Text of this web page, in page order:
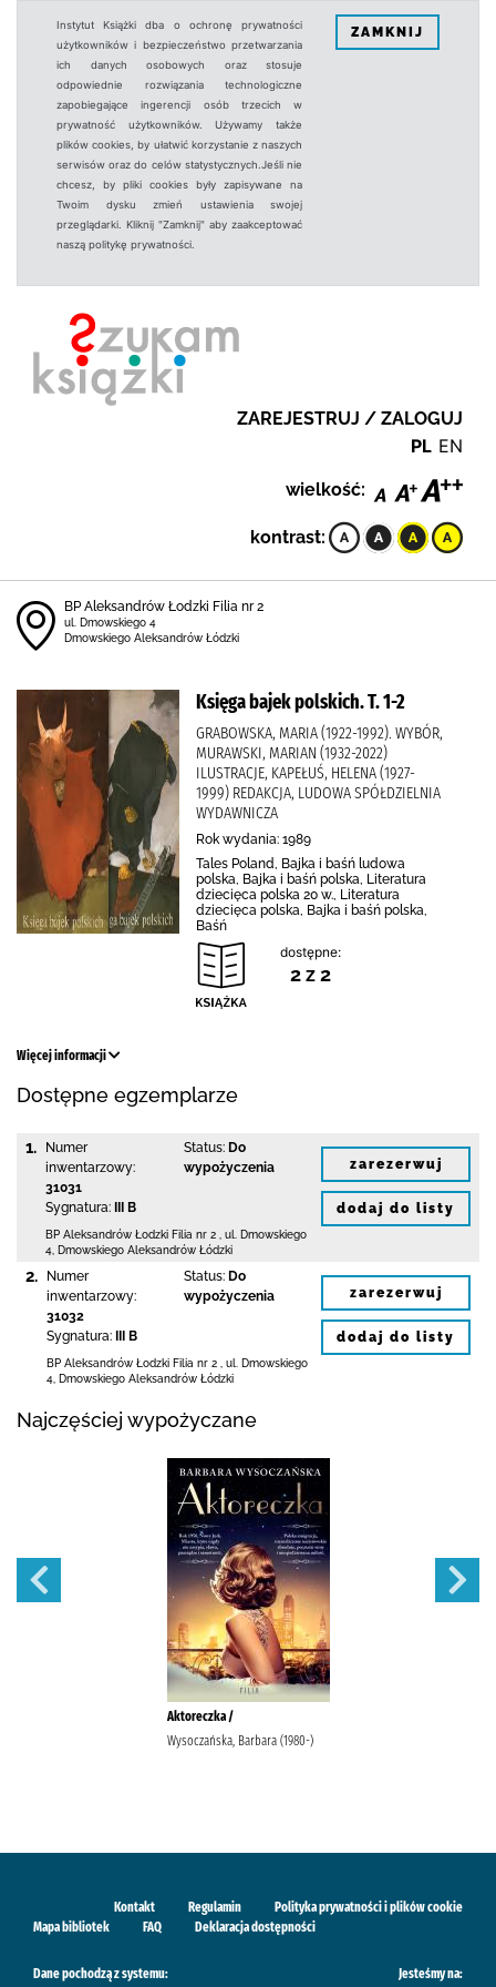
Instytut Książki dba o ochronę prywatności
użytkowników i bezpieczeństwo przetwarzania
ich danych osobowych oraz stosuje
odpowiednie rozwiązania technologiczne
zapobiegające ingerencji osób trzecich w
prywatność użytkowników. Używamy także
plików cookies, by ułatwić korzystanie z naszych
serwisów oraz do celów statystycznych.Jeśli nie
chcesz, by pliki cookies były zapisywane na
Twoim dysku zmień ustawienia swojej
przeglądarki. Kliknij "Zamknij" aby zaakceptować
naszą politykę prywatności.
ZAMKNIJ
ZAREJESTRUJ / ZALOGUJ
PL EN
wielkość:
kontrast:
BP Aleksandrów Łodzki Filia nr 2
ul. Dmowskiego 4
Dmowskiego Aleksandrów Łódzki
Księga bajek polskich. T. 1-2
GRABOWSKA, MARIA (1922-1992). WYBÓR,
MURAWSKI, MARIAN (1932-2022)
ILUSTRACJE, KAPEŁUŚ, HELENA (1927-
1999) REDAKCJA, LUDOWA SPÓŁDZIELNIA
WYDAWNICZA
Rok wydania: 1989
Tales Poland, Bajka i baśń ludowa
polska, Bajka i baśń polska, Literatura
dziecięca polska 20 w., Literatura
dziecięca polska, Bajka i baśń polska,
Baśń
dostępne:
2 z 2
Więcej informacji
Dostępne egzemplarze
1.
Numer
inwentarzowy:
31031
Sygnatura:
III B
Status: Do
wypożyczenia
BP Aleksandrów Łodzki Filia nr 2
ul. Dmowskiego
4 Dmowskiego Aleksandrów Łódzki
zarezerwuj
dodaj do listy
2.
Numer
inwentarzowy:
31032
Sygnatura:
III B
Status: Do
wypożyczenia
BP Aleksandrów Łodzki Filia nr 2
ul. Dmowskiego
4 Dmowskiego Aleksandrów Łódzki
zarezerwuj
dodaj do listy
Najczęściej wypożyczane
Aktoreczka /
Wysoczańska, Barbara (1980-)
Kontakt Regulamin
Polityka prywatności i plików cookie
Mapa bibliotek
FAQ Deklaracja dostępności
Dane pochodzą z systemu: Jesteśmy na: